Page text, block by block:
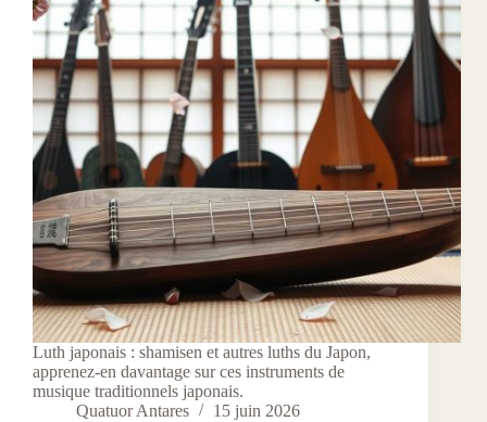
Luth japonais : shamisen et autres luths du Japon,
apprenez-en davantage sur ces instruments de
musique traditionnels japonais.
Quatuor Antares
15 juin 2026